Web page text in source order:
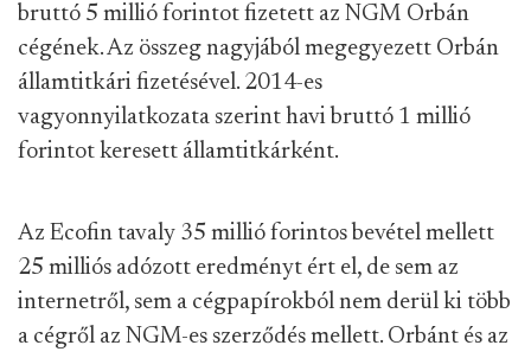
bruttó 5 millió forintot fizetett az NGM Orbán
cégének. Az összeg nagyjából megegyezett Orbán
államtitkári fizetésével. 2014-es
vagyonnyilatkozata szerint havi bruttó 1 millió
forintot keresett államtitkárként.
Az Ecofin tavaly 35 millió forintos bevétel mellett
25 milliós adózott eredményt ért el, de sem az
internetről, sem a cégpapírokból nem derül ki több
a cégről az NGM-es szerződés mellett. Orbánt és az